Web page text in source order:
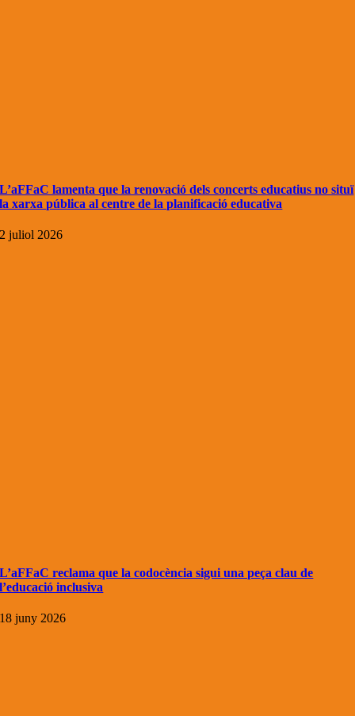
L’aFFaC lamenta que la renovació dels concerts educatius no situï
la xarxa pública al centre de la planificació educativa
2 juliol 2026
L’aFFaC reclama que la codocència sigui una peça clau de
l’educació inclusiva
18 juny 2026